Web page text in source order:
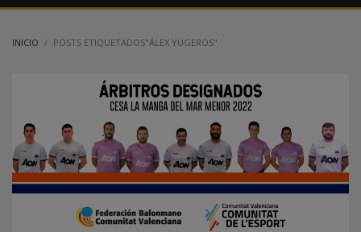
INICIO POSTS ETIQUETADOS"ÁLEX YUGEROS"